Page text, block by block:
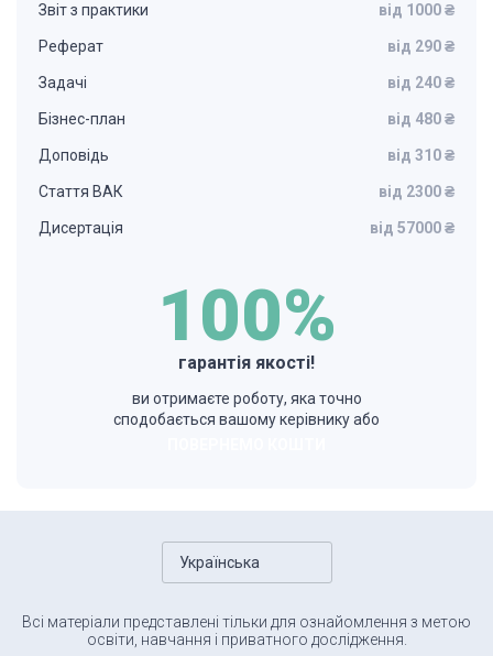
Звіт з практики від 1000 ₴
Реферат від 290 ₴
Задачі від 240 ₴
Бізнес-план від 480 ₴
Доповідь від 310 ₴
Стаття ВАК від 2300 ₴
Дисертація від 57000 ₴
100%
гарантія якості!
ви отримаєте роботу, яка точно
сподобається вашому керівнику або
Українська
Всі матеріали представлені тільки для ознайомлення з метою
освіти, навчання і приватного дослідження.